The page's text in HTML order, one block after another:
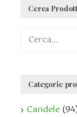
Cerca
Categorie
Candele